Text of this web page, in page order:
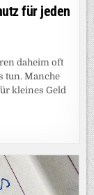
für jeden
daheim oft
tun. Manche
kleines Geld